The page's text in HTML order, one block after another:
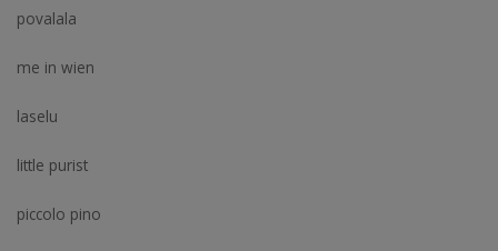
povalala
me in wien
laselu
little purist
piccolo pino